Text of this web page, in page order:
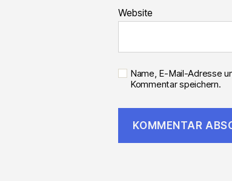
Website
Name, E-Mail-Adresse
Kommentar speichern.